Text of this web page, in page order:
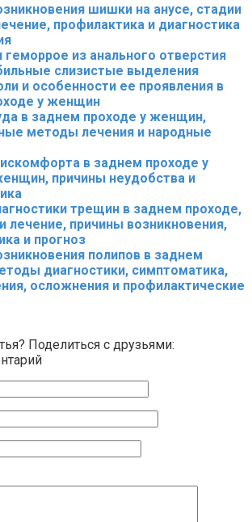
шишки на анусе, стадии
профилактика и диагностика
геморрое из анального отверстия
слизистые выделения
и особенности ее проявления в
у женщин
в заднем проходе у женщин,
методы лечения и народные
в заднем проходе у
причины неудобства и
трещин в заднем проходе,
лечение, причины возникновения,
и прогноз
полипов в заднем
диагностики, симптоматика,
осложнения и профилактические
Поделиться с друзьями: